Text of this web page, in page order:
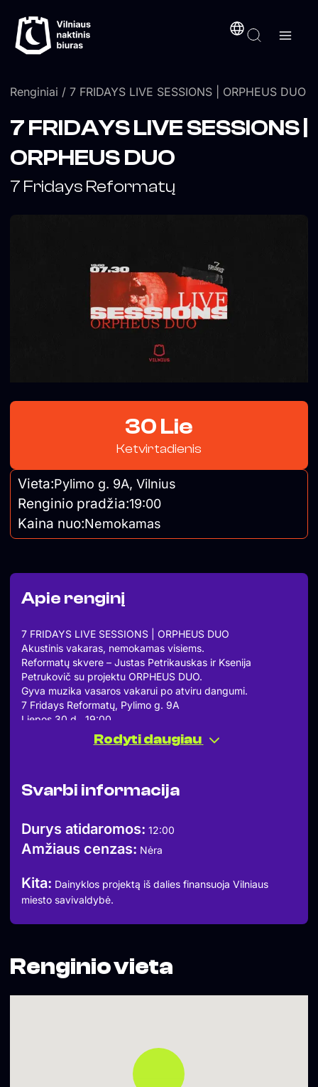
prie
turinio
Renginiai / 7 FRIDAYS LIVE SESSIONS | ORPHEUS DUO
Apie renginį
7 FRIDAYS LIVE SESSIONS | ORPHEUS DUO
Akustinis vakaras, nemokamas visiems.
Reformatų skvere – Justas Petrikauskas ir Ksenija
Petrukovič su projektu ORPHEUS DUO.
Gyva muzika vasaros vakarui po atviru dangumi.
7 Fridays Reformatų, Pylimo g. 9A
Liepos 30 d., 19:00
Staliukų rezervacija – 7fridays.lt
Užsukite švęsti vasaros – cos life is for living.
#7fridays #dainykla #LiveSessions
Rodyti daugiau
Svarbi informacija
Durys atidaromos: 12:00
Amžiaus cenzas: Nėra
Kita: Dainyklos projektą iš dalies finansuoja Vilniaus
miesto savivaldybė.
7 FRIDAYS LIVE SESSIONS |
ORPHEUS DUO
7 Fridays Reformatų
30 Lie
Ketvirtadienis
Vieta:Pylimo g. 9A, Vilnius
Renginio pradžia:19:00
Kaina nuo:Nemokamas
Renginio vieta